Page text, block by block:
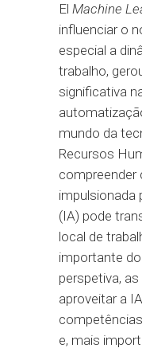
El Machine
influenciar o
especial a
trabalho,
significativa
mundo da
Recursos
impulsionada
(IA) pode
local de
importante
perspetiva,
aproveitar a
e, mais